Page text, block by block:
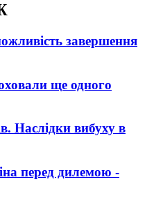
завершення
ще одного
Наслідки вибуху в
перед дилемою -